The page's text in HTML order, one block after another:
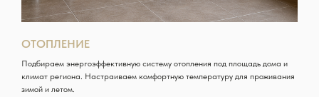
ОТОПЛЕНИЕ
Подбираем энергоэффективную систему отопления под площадь дома и
климат региона. Настраиваем комфортную температуру для проживания
зимой и летом.